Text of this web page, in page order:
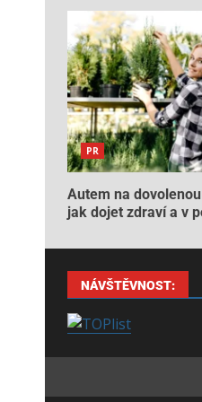
PR
Autem na
jak dojet zdraví a v
NÁVŠTĚVNOST: